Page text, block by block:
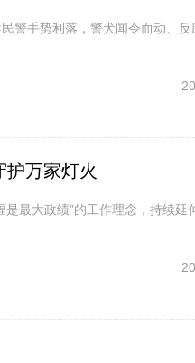
警手势利落，警犬闻令而动、
护万家灯火
最大政绩”的工作理念，持续延